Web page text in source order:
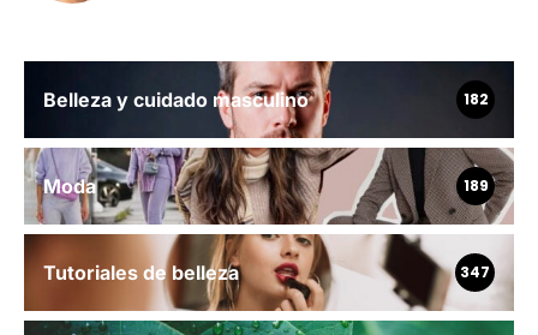
Belleza y cuidado masculino 182
Moda 189
Tutoriales de belleza 347